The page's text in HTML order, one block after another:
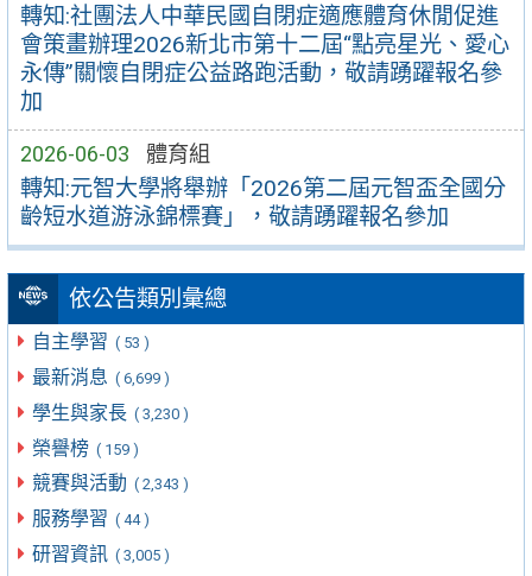
轉知:社團法人中華民國自閉症適應體育休閒促進
會策畫辦理2026新北市第十二屆“點亮星光、愛心
永傳”關懷自閉症公益路跑活動，敬請踴躍報名參
加
2026-06-03 體育組
轉知:元智大學將舉辦「2026第二屆元智盃全國分
齡短水道游泳錦標賽」，敬請踴躍報名參加
依公告類別彙總
自主學習 ( 53 )
最新消息 ( 6,699 )
學生與家長 ( 3,230 )
榮譽榜 ( 159 )
競賽與活動 ( 2,343 )
服務學習 ( 44 )
研習資訊 ( 3,005 )